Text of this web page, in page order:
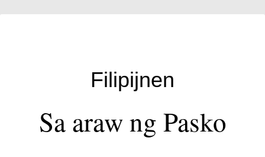
Filipijnen
Sa araw ng Pasko